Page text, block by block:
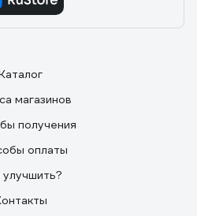
магазинов
получения
оплаты